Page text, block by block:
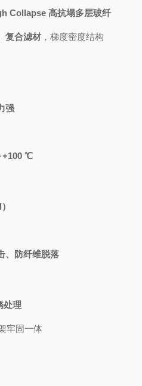
Collapse 高抗塌多层玻纤
复合滤材 ，梯度密度结构
强
+100 ℃
、防纤维脱落
处理
牢固一体